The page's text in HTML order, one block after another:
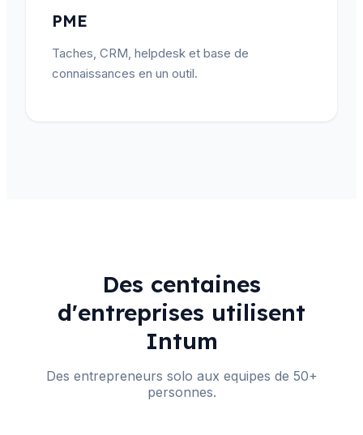
PME
Taches, CRM, helpdesk et base de
connaissances en un outil.
Des centaines
d'entreprises utilisent
Intum
Des entrepreneurs solo aux equipes de 50+
personnes.